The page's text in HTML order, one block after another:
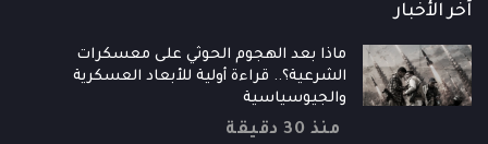
آخر الأخبار
ماذا بعد الهجوم الحوثي على معسكرات
الشرعية؟.. قراءة أولية للأبعاد العسكرية
والجيوسياسية
منذ 30 دقيقة